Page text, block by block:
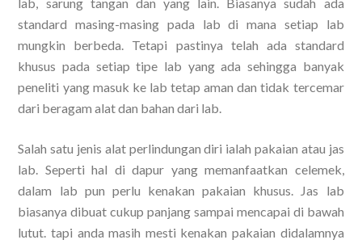
standard masing-masing pada lab di mana setiap lab
mungkin berbeda. Tetapi pastinya telah ada standard
khusus pada setiap tipe lab yang ada sehingga banyak
peneliti yang masuk ke lab tetap aman dan tidak tercemar
dari beragam alat dan bahan dari lab.
Salah satu jenis alat perlindungan diri ialah pakaian atau jas
lab. Seperti hal di dapur yang memanfaatkan celemek,
dalam lab pun perlu kenakan pakaian khusus. Jas lab
biasanya dibuat cukup panjang sampai mencapai di bawah
lutut. tapi anda masih mesti kenakan pakaian didalamnya